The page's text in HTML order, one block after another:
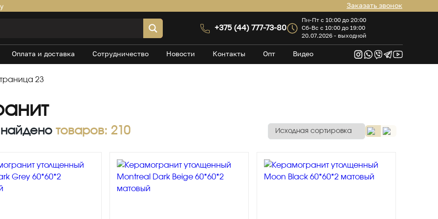
Заказать звонок
+375 (44) 777-73-80
Пн-Пт с 10:00 до 20:00
Сб-Вс с 10:00 до 19:00
20.07.2026 - выходной
Оплата и доставка Сотрудничество Новости Контакты Опт Видео
23
найдено товаров: 210